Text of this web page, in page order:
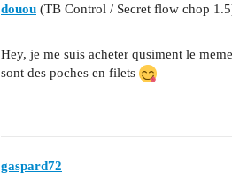
douou (TB Control / Secret flow chop
Hey, je me suis acheter qusiment le
sont des poches en filets
gaspard72